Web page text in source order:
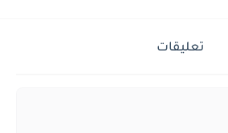
تعليقات